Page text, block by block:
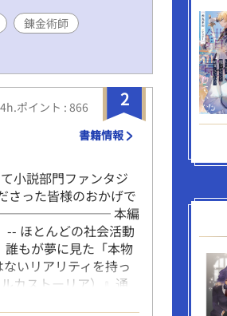
錬金術師
2
ポイント : 866
書籍情報
小説部門ファンタジ
さった皆様のおかげで
本編
-- ほとんどの社会活動
もが夢に見た「本物
いリアリティを持っ
カストーリア）』通
の遠野嗣治はこのゲ